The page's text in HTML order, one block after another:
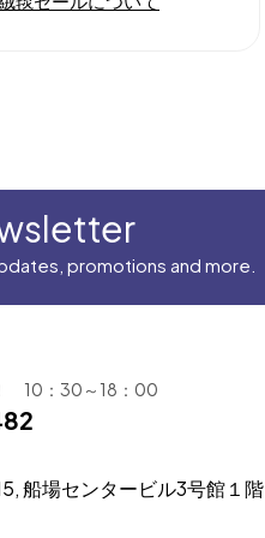
promotions and more.
10：30～18：00
船場センタービル3号館１階